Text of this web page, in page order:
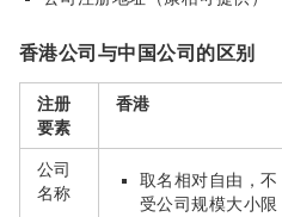
香港公司与中国公司的区别
注册
要素
香港
公司
名称
取名相对自由，不
受公司规模大小限